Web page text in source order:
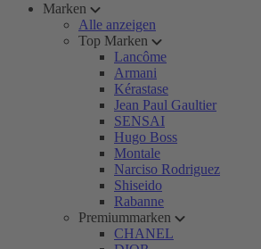
Marken
Alle anzeigen
Top Marken
Lancôme
Armani
Kérastase
Jean Paul Gaultier
SENSAI
Hugo Boss
Montale
Narciso Rodriguez
Shiseido
Rabanne
Premiummarken
CHANEL